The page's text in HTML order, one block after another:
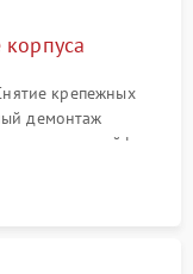
крепежных
демонтаж
шлейфов
платам, катушкам